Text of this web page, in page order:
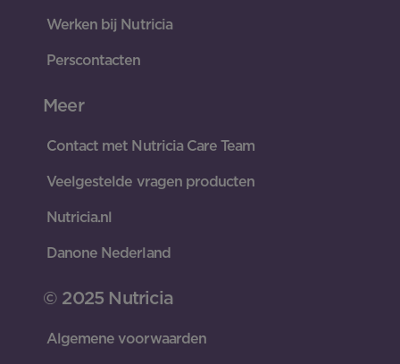
Werken bij Nutricia
Perscontacten
Meer
Contact met Nutricia Care Team
Veelgestelde vragen producten
Nutricia.nl
Danone Nederland
© 2025 Nutricia
Algemene voorwaarden